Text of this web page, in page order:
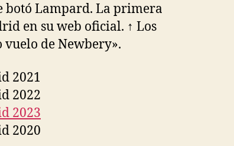
botó Lampard. La primera
en su web oficial. ↑ Los
vuelo de Newbery».